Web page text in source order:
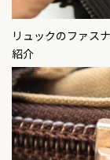
リュックのファス
紹介